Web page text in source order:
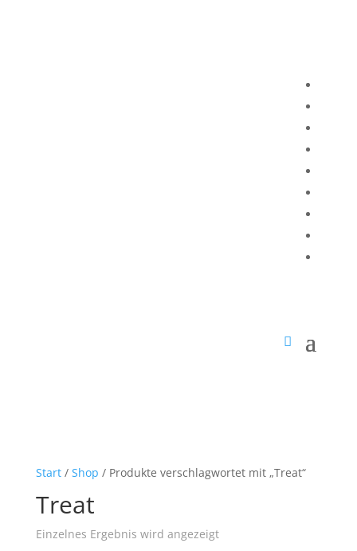
Start/ Shop / Produkte verschlagwortet mit „Treat“
Treat
Einzelnes Ergebnis wird angezeigt